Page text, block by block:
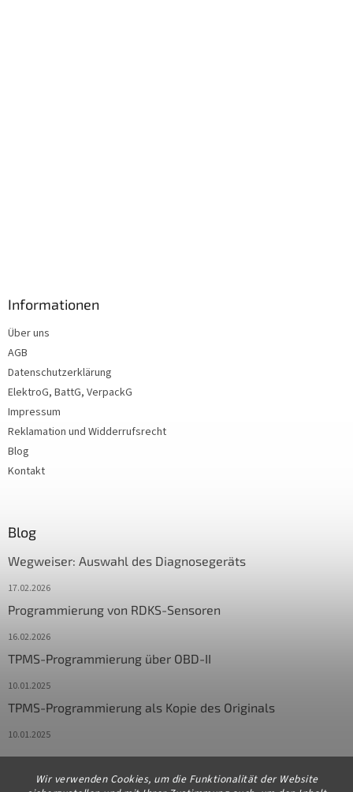
Wir verwenden Cookies, um die Funktionalität der Website
Informationen
Über uns
AGB
Datenschutzerklärung
ElektroG, BattG, VerpackG
Impressum
Reklamation und Widderrufsrecht
Blog
Kontakt
Blog
Wegweiser: Auswahl des Diagnosegeräts
17.02.2026
Programmierung von RDKS-Sensoren
16.02.2026
TPMS-Programmierung über OBD-II
10.01.2025
TPMS-Programmierung als Kopie des Originals
10.01.2025
Kontakt